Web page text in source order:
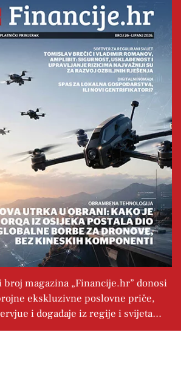
broj magazina „Financije.hr” donosi
ekskluzivne poslovne priče,
i događaje iz regije i svijeta…